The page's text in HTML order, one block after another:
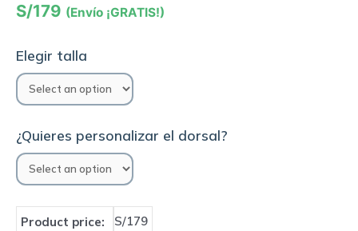
S/179 (Envío ¡GRATIS!)
Elegir talla
¿Quieres personalizar el dorsal?
Product price: S/179